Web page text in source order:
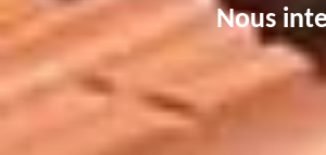
Nous